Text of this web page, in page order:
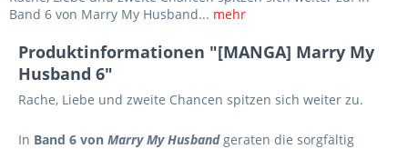
Band 6 von Marry My Husband... mehr
Produktinformationen "[MANGA] Marry My
Husband 6"
Rache, Liebe und zweite Chancen spitzen sich weiter zu.
In Band 6 von Marry My Husbandgeraten die sorgfältig